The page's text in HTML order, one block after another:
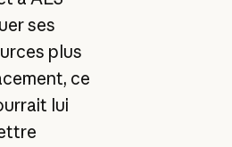
ses
plus
ce
lui